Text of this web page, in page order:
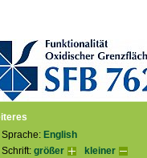
Sprache: English
Schrift: größer kleiner